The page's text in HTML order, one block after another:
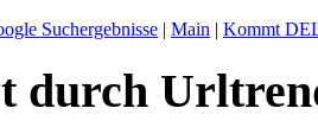
Suchergebnisse | Main | Kommt
durch